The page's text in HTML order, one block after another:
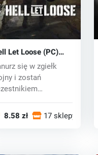
Let Loose (PC)
się w zgiełk
i zostań
ko...
8.58 zł 17 sklepy